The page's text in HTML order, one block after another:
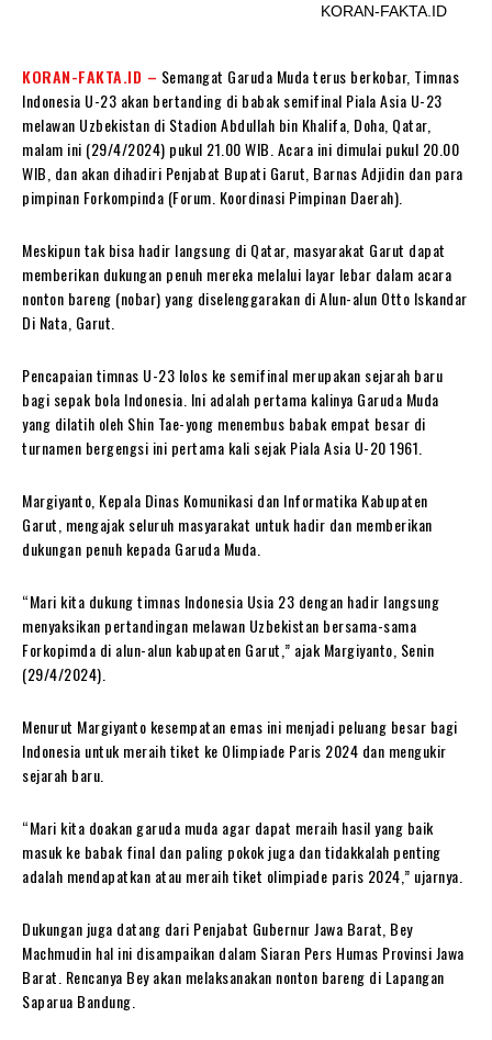
KORAN-FAKTA.ID
KORAN-FAKTA.ID – Semangat Garuda Muda terus berkobar, Timnas
Indonesia U-23 akan bertanding di babak semifinal Piala Asia U-23
melawan Uzbekistan di Stadion Abdullah bin Khalifa, Doha, Qatar,
malam ini (29/4/2024) pukul 21.00 WIB. Acara ini dimulai pukul 20.00
WIB, dan akan dihadiri Penjabat Bupati Garut, Barnas Adjidin dan para
pimpinan Forkompinda (Forum. Koordinasi Pimpinan Daerah).
Meskipun tak bisa hadir langsung di Qatar, masyarakat Garut dapat
memberikan dukungan penuh mereka melalui layar lebar dalam acara
nonton bareng (nobar) yang diselenggarakan di Alun-alun Otto Iskandar
Di Nata, Garut.
Pencapaian timnas U-23 lolos ke semifinal merupakan sejarah baru
bagi sepak bola Indonesia. Ini adalah pertama kalinya Garuda Muda
yang dilatih oleh Shin Tae-yong menembus babak empat besar di
turnamen bergengsi ini pertama kali sejak Piala Asia U-20 1961.
Margiyanto, Kepala Dinas Komunikasi dan Informatika Kabupaten
Garut, mengajak seluruh masyarakat untuk hadir dan memberikan
dukungan penuh kepada Garuda Muda.
“Mari kita dukung timnas Indonesia Usia 23 dengan hadir langsung
menyaksikan pertandingan melawan Uzbekistan bersama-sama
Forkopimda di alun-alun kabupaten Garut,” ajak Margiyanto, Senin
(29/4/2024).
Menurut Margiyanto kesempatan emas ini menjadi peluang besar bagi
Indonesia untuk meraih tiket ke Olimpiade Paris 2024 dan mengukir
sejarah baru.
“Mari kita doakan garuda muda agar dapat meraih hasil yang baik
masuk ke babak final dan paling pokok juga dan tidakkalah penting
adalah mendapatkan atau meraih tiket olimpiade paris 2024,” ujarnya.
Dukungan juga datang dari Penjabat Gubernur Jawa Barat, Bey
Machmudin hal ini disampaikan dalam Siaran Pers Humas Provinsi Jawa
Barat. Rencanya Bey akan melaksanakan nonton bareng di Lapangan
Saparua Bandung.